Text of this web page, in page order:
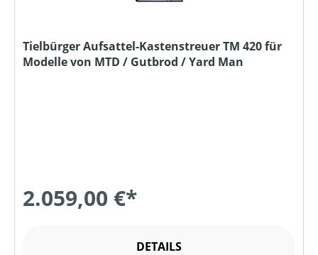
Tielbürger Aufsattel-Kastenstreuer TM 420 für
Modelle von MTD / Gutbrod / Yard Man
2.059,00 €*
DETAILS